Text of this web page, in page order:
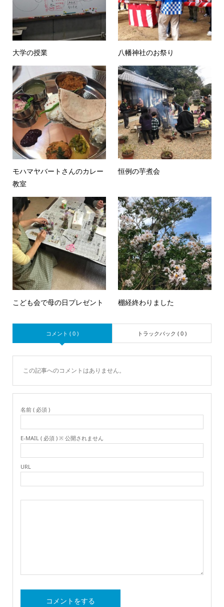
大学の授業 八幡神社のお祭り
モハマヤバートさんのカレー
教室
恒例の芋煮会
こども会で母の日プレゼント 棚経終わりました
コメント ( 0 ) トラックバック ( 0 )
この記事へのコメントはありません。
名前 ( 必須 )
E-MAIL ( 必須 ) ※ 公開されません
URL